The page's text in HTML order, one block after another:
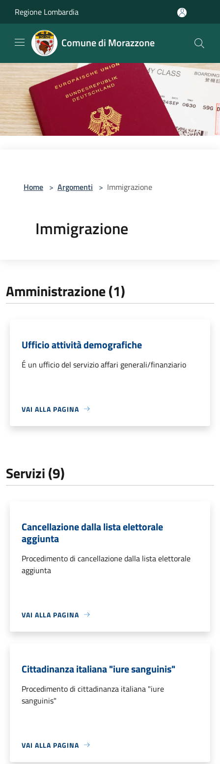
Regione Lombardia
Comune di Morazzone
Home > Argomenti > Immigrazione
Immigrazione
Amministrazione (1)
Ufficio attività demografiche
É un ufficio del servizio affari generali/finanziario
VAI ALLA PAGINA
Servizi (9)
Cancellazione dalla lista elettorale
aggiunta
Procedimento di cancellazione dalla lista elettorale
aggiunta
VAI ALLA PAGINA
Cittadinanza italiana "iure sanguinis"
Procedimento di cittadinanza italiana "iure
sanguinis"
VAI ALLA PAGINA